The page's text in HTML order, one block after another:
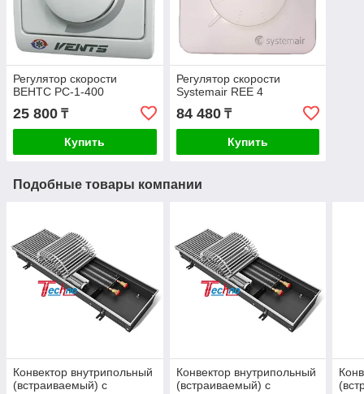
Регулятор скорости
ВЕНТС РС-1-400
25 800 ₸
Купить
Регулятор скорости
Systemair REE 4
84 480₸
Купить
Подобные товары компании
Конвектор внутрипольный
(встраиваемый) с
Конвектор внутрипольный
(встраиваемый) с